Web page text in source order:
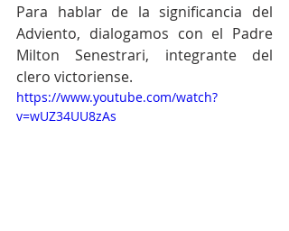
Para hablar de la significancia del
Adviento, dialogamos con el Padre
Milton Senestrari, integrante del
clero victoriense.
https://www.youtube.com/watch?
v=wUZ34UU8zAs